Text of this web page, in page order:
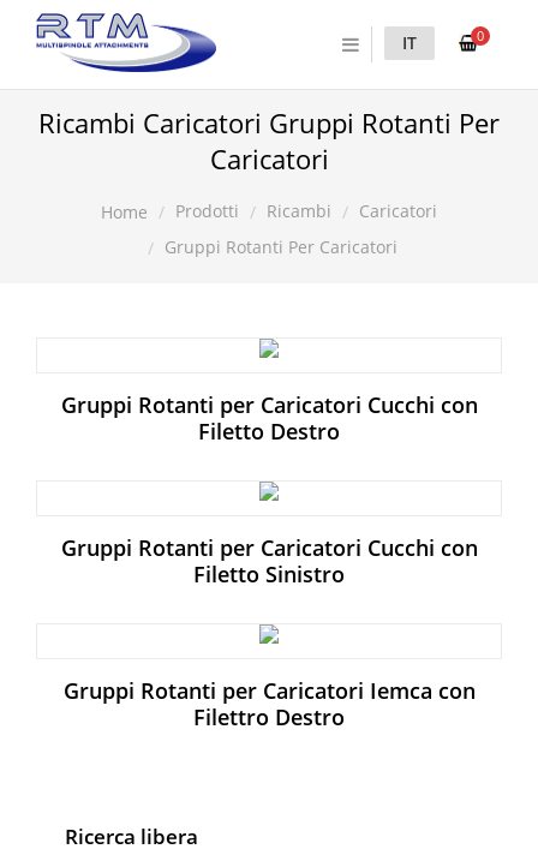
0
IT
Ricambi Caricatori Gruppi Rotanti Per
Caricatori
Home Prodotti Ricambi
Caricatori
Gruppi Rotanti Per Caricatori
Gruppi Rotanti per Caricatori Cucchi con
Filetto Destro
Gruppi Rotanti per Caricatori Cucchi con
Filetto Sinistro
Gruppi Rotanti per Caricatori Iemca con
Filettro Destro
Ricerca libera